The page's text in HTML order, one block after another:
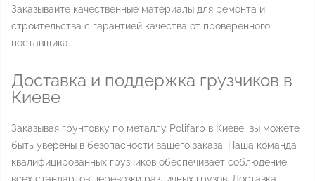
Заказывайте качественные материалы для ремонта и
строительства с гарантией качества от проверенного
поставщика.
Доставка и поддержка грузчиков в
Киеве
Заказывая грунтовку по металлу Polifarb в Киеве, вы можете
быть уверены в безопасности вашего заказа. Наша команда
квалифицированных грузчиков обеспечивает соблюдение